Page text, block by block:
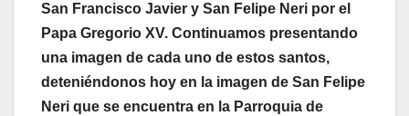
San Francisco Javier y San Felipe Neri por el
Papa Gregorio XV. Continuamos presentando
una imagen de cada uno de estos santos,
deteniéndonos hoy en la imagen de San Felipe
Neri que se encuentra en la Parroquia de